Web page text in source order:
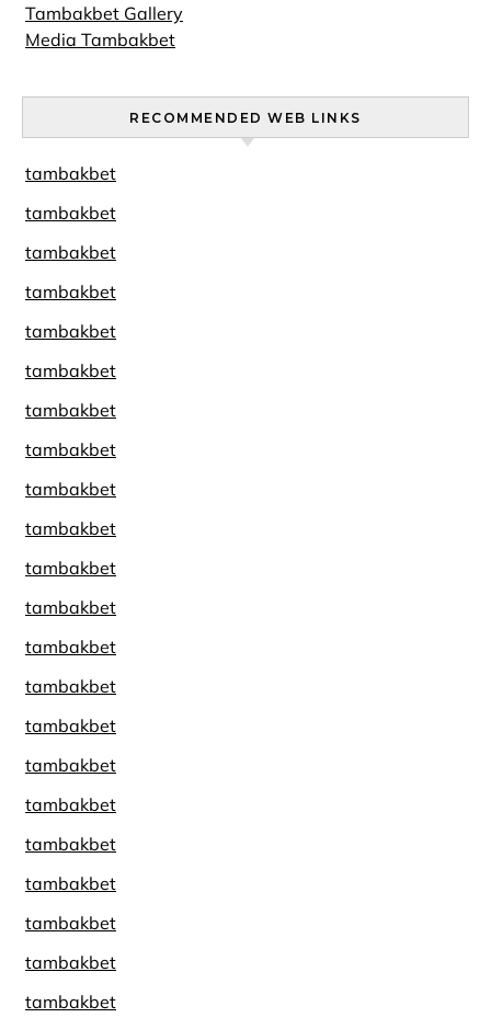
Tambakbet Gallery
Media Tambakbet
RECOMMENDED WEB LINKS
tambakbet
tambakbet
tambakbet
tambakbet
tambakbet
tambakbet
tambakbet
tambakbet
tambakbet
tambakbet
tambakbet
tambakbet
tambakbet
tambakbet
tambakbet
tambakbet
tambakbet
tambakbet
tambakbet
tambakbet
tambakbet
tambakbet